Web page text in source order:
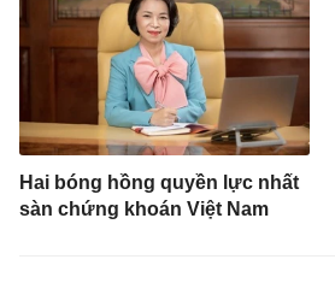
Hai bóng hồng quyền lực nhất
sàn chứng khoán Việt Nam